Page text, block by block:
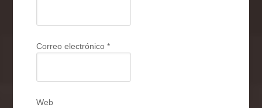
Correo electrónico*
Web